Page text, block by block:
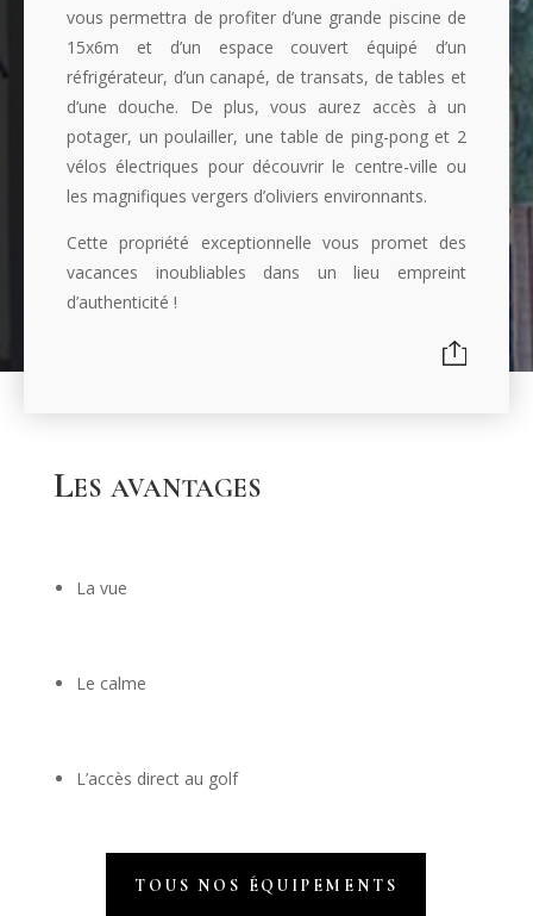
vous permettra de profiter d’une grande piscine de
15x6m et d’un espace couvert équipé d’un
réfrigérateur, d’un canapé, de transats, de tables et
d’une douche. De plus, vous aurez accès à un
potager, un poulailler, une table de ping-pong et 2
vélos électriques pour découvrir le centre-ville ou
les magnifiques vergers d’oliviers environnants.
Cette propriété exceptionnelle vous promet des
vacances inoubliables dans un lieu empreint
d’authenticité !
Les avantages
La vue
Le calme
L’accès direct au golf
TOUS NOS ÉQUIPEMENTS